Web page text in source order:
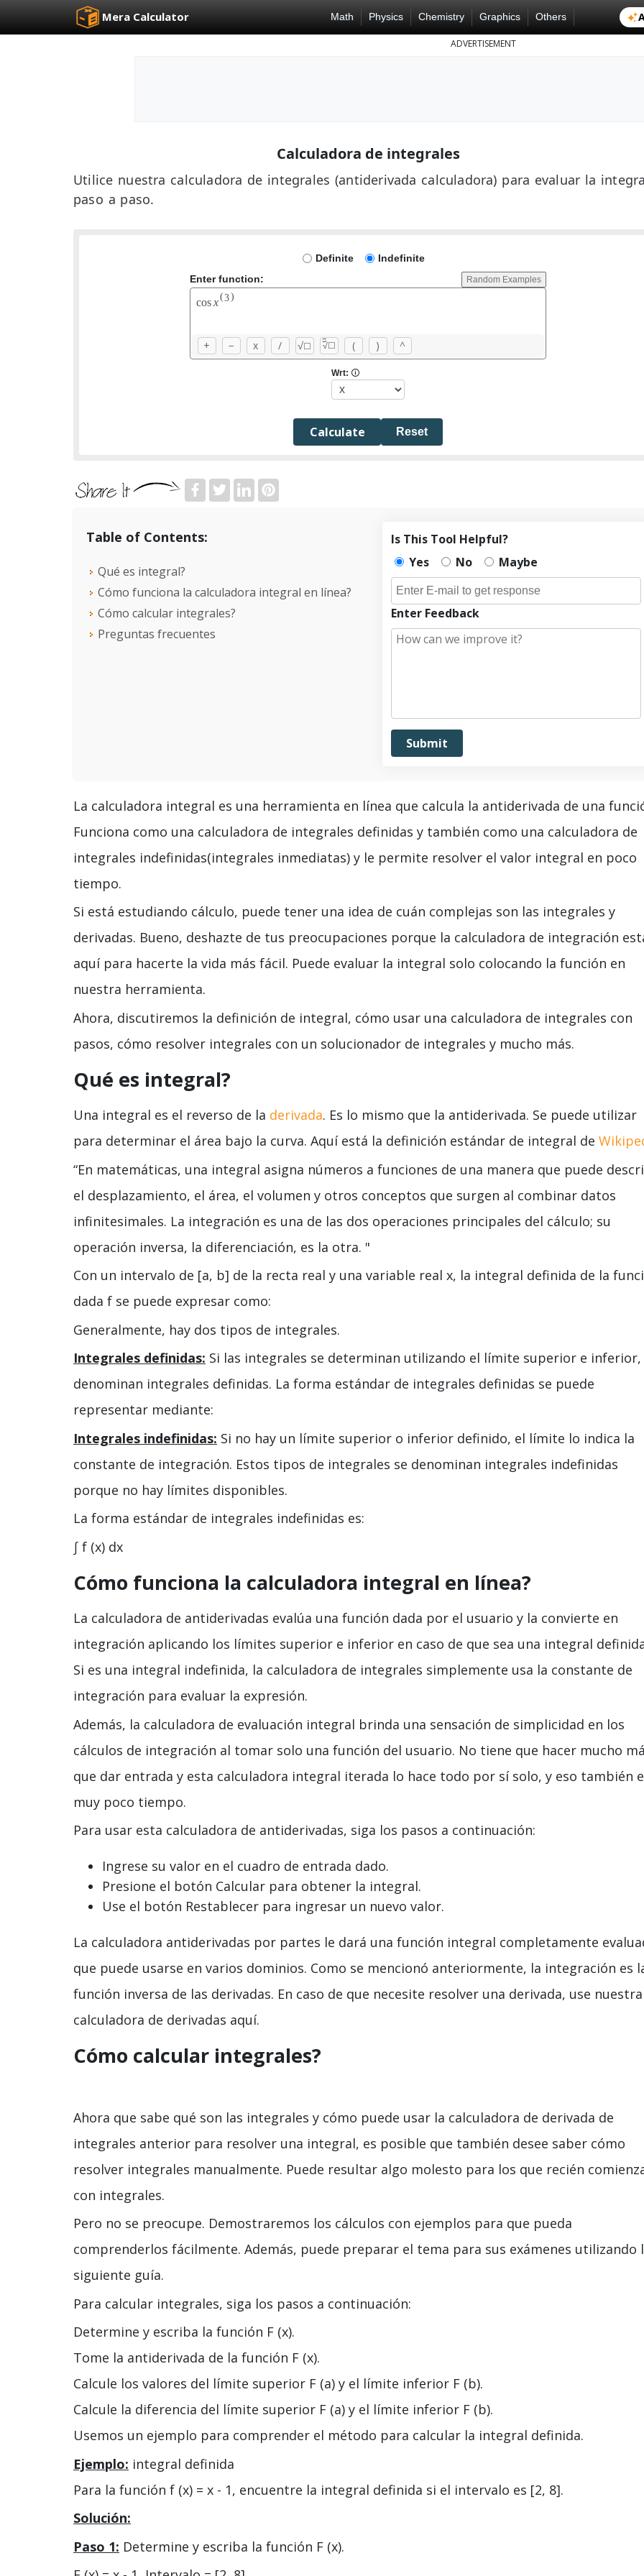
Mera Calculator Math Physics Chemistry Graphics Others
ADVERTISEMENT
Calculadora de integrales
Utilice nuestra calculadora de integrales (antiderivada calculadora) para evaluar la
paso a paso.
Definite
Indefinite
Enter function:
Random Examples
cosx
(3)
+ − x / √☐
□
√☐ ( ) ^
Wrt: 🛈
Reset
Table of Contents:
Qué es integral?
Cómo funciona la calculadora integral en línea?
Cómo calcular integrales?
Preguntas frecuentes
Is This Tool Helpful?
Yes
No Maybe
Enter Feedback
La calculadora integral es una herramienta en línea que calcula la antiderivada de una
Funciona como una calculadora de integrales definidas y también como una calculadora de
integrales indefinidas(integrales inmediatas) y le permite resolver el valor integral en poco
tiempo.
Si está estudiando cálculo, puede tener una idea de cuán complejas son las integrales y
derivadas. Bueno, deshazte de tus preocupaciones porque la calculadora de integración
aquí para hacerte la vida más fácil. Puede evaluar la integral solo colocando la función en
nuestra herramienta.
Ahora, discutiremos la definición de integral, cómo usar una calculadora de integrales con
pasos, cómo resolver integrales con un solucionador de integrales y mucho más.
Qué es integral?
Una integral es el reverso de la derivada. Es lo mismo que la antiderivada. Se puede utilizar
para determinar el área bajo la curva. Aquí está la definición estándar de integral de
“En matemáticas, una integral asigna números a funciones de una manera que puede
el desplazamiento, el área, el volumen y otros conceptos que surgen al combinar datos
infinitesimales. La integración es una de las dos operaciones principales del cálculo; su
operación inversa, la diferenciación, es la otra. "
Con un intervalo de [a, b] de la recta real y una variable real x, la integral definida de la
dada f se puede expresar como:
Generalmente, hay dos tipos de integrales.
Integrales definidas: Si las integrales se determinan utilizando el límite superior e inferior,
denominan integrales definidas. La forma estándar de integrales definidas se puede
representar mediante:
Integrales indefinidas: Si no hay un límite superior o inferior definido, el límite lo indica la
constante de integración. Estos tipos de integrales se denominan integrales indefinidas
porque no hay límites disponibles.
La forma estándar de integrales indefinidas es:
∫ f (x) dx
Cómo funciona la calculadora integral en línea?
La calculadora de antiderivadas evalúa una función dada por el usuario y la convierte en
integración aplicando los límites superior e inferior en caso de que sea una integral
Si es una integral indefinida, la calculadora de integrales simplemente usa la constante de
integración para evaluar la expresión.
Además, la calculadora de evaluación integral brinda una sensación de simplicidad en los
cálculos de integración al tomar solo una función del usuario. No tiene que hacer mucho
que dar entrada y esta calculadora integral iterada lo hace todo por sí solo, y eso también
muy poco tiempo.
Para usar esta calculadora de antiderivadas, siga los pasos a continuación:
Ingrese su valor en el cuadro de entrada dado.
Presione el botón Calcular para obtener la integral.
Use el botón Restablecer para ingresar un nuevo valor.
La calculadora antiderivadas por partes le dará una función integral completamente
que puede usarse en varios dominios. Como se mencionó anteriormente, la integración es
función inversa de las derivadas. En caso de que necesite resolver una derivada, use nuestra
calculadora de derivadas aquí.
Cómo calcular integrales?
Ahora que sabe qué son las integrales y cómo puede usar la calculadora de derivada de
integrales anterior para resolver una integral, es posible que también desee saber cómo
resolver integrales manualmente. Puede resultar algo molesto para los que recién
con integrales.
Pero no se preocupe. Demostraremos los cálculos con ejemplos para que pueda
comprenderlos fácilmente. Además, puede preparar el tema para sus exámenes utilizando
siguiente guía.
Para calcular integrales, siga los pasos a continuación:
Determine y escriba la función F (x).
Tome la antiderivada de la función F (x).
Calcule los valores del límite superior F (a) y el límite inferior F (b).
Calcule la diferencia del límite superior F (a) y el límite inferior F (b).
Usemos un ejemplo para comprender el método para calcular la integral definida.
Ejemplo: integral definida
Para la función f (x) = x - 1, encuentre la integral definida si el intervalo es [2, 8].
Solución:
Paso 1: Determine y escriba la función F (x).